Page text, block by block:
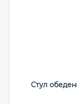
Стул